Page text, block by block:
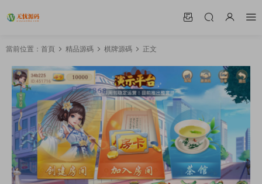
當前位置： 首頁 精品源碼 棋牌源碼 正文